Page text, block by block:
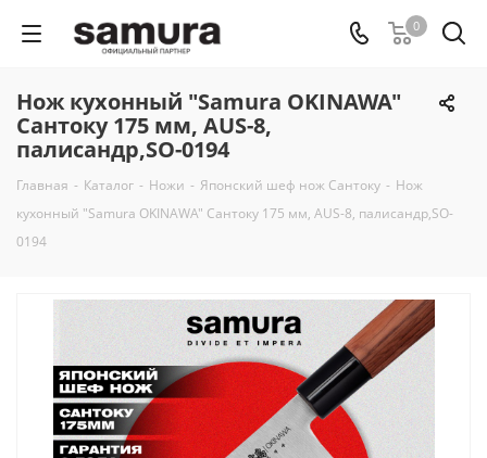
0
Нож кухонный "Samura OKINAWA"
Сантоку 175 мм, AUS-8,
палисандр,SO-0194
Главная - Каталог - Ножи - Японский шеф нож Сантоку - Нож
кухонный "Samura OKINAWA" Сантоку 175 мм, AUS-8, палисандр,SO-
0194